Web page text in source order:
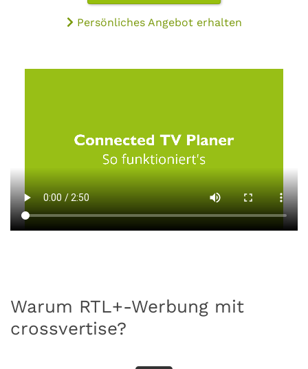
Persönliches Angebot erhalten
Warum RTL+-Werbung mit
crossvertise?